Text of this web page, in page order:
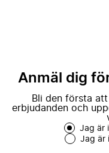
Anmäl dig
Bli den första
erbjudanden och
Jag är
Jag är